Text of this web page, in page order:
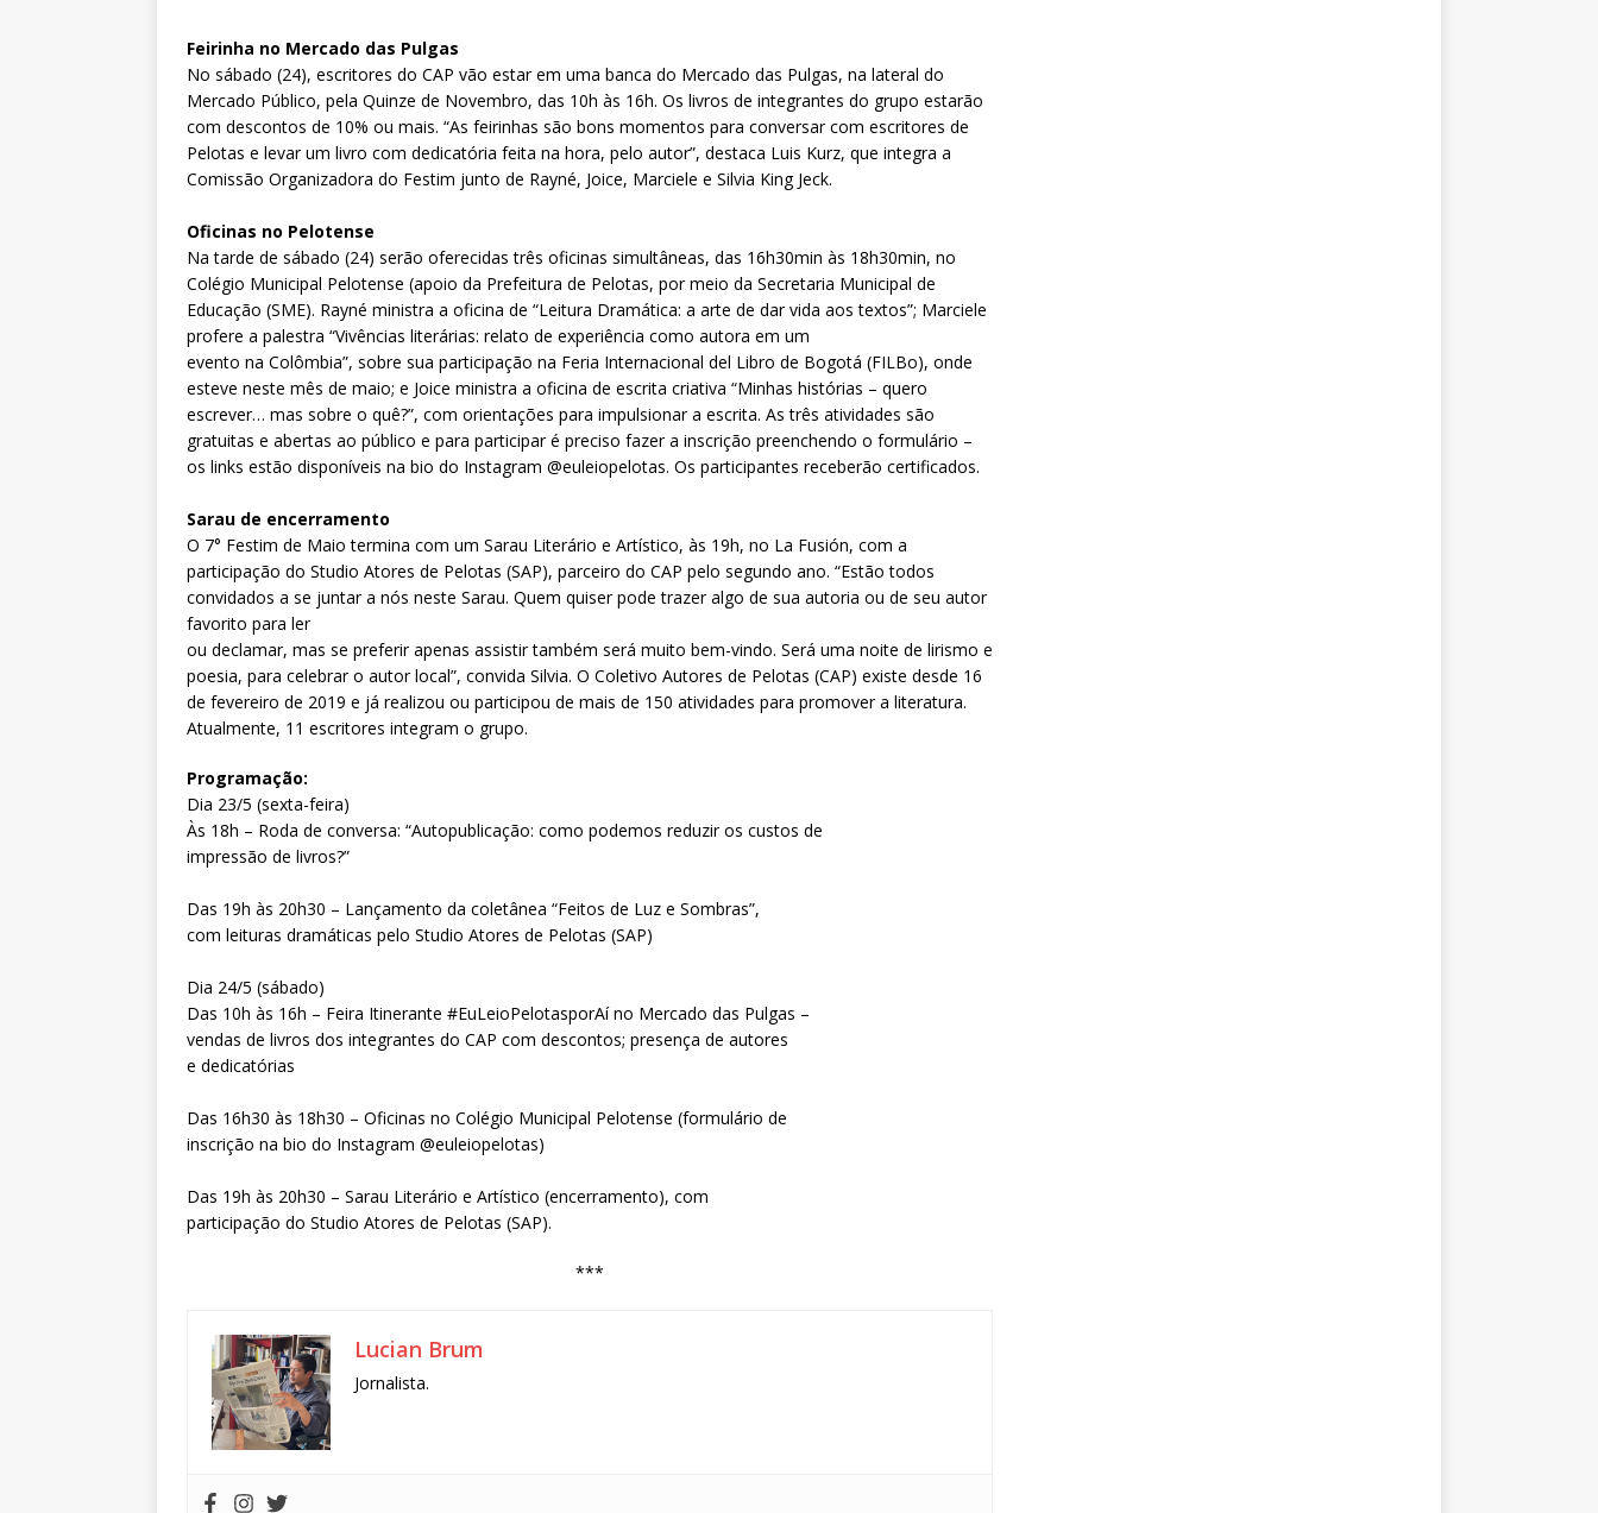
Feirinha no Mercado das Pulgas
No sábado (24), escritores do CAP vão estar em uma banca do Mercado das Pulgas, na lateral do
Mercado Público, pela Quinze de Novembro, das 10h às 16h. Os livros de integrantes do grupo estarão
com descontos de 10% ou mais. “As feirinhas são bons momentos para conversar com escritores de
Pelotas e levar um livro com dedicatória feita na hora, pelo autor”, destaca Luis Kurz, que integra a
Comissão Organizadora do Festim junto de Rayné, Joice, Marciele e Silvia King Jeck.
Oficinas no Pelotense
Na tarde de sábado (24) serão oferecidas três oficinas simultâneas, das 16h30min às 18h30min, no
Colégio Municipal Pelotense (apoio da Prefeitura de Pelotas, por meio da Secretaria Municipal de
Educação (SME). Rayné ministra a oficina de “Leitura Dramática: a arte de dar vida aos textos”; Marciele
profere a palestra “Vivências literárias: relato de experiência como autora em um
evento na Colômbia”, sobre sua participação na Feria Internacional del Libro de Bogotá (FILBo), onde
esteve neste mês de maio; e Joice ministra a oficina de escrita criativa “Minhas histórias – quero
escrever… mas sobre o quê?”, com orientações para impulsionar a escrita. As três atividades são
gratuitas e abertas ao público e para participar é preciso fazer a inscrição preenchendo o formulário –
os links estão disponíveis na bio do Instagram @euleiopelotas. Os participantes receberão certificados.
Sarau de encerramento
O 7° Festim de Maio termina com um Sarau Literário e Artístico, às 19h, no La Fusión, com a
participação do Studio Atores de Pelotas (SAP), parceiro do CAP pelo segundo ano. “Estão todos
convidados a se juntar a nós neste Sarau. Quem quiser pode trazer algo de sua autoria ou de seu autor
favorito para ler
ou declamar, mas se preferir apenas assistir também será muito bem-vindo. Será uma noite de lirismo e
poesia, para celebrar o autor local”, convida Silvia. O Coletivo Autores de Pelotas (CAP) existe desde 16
de fevereiro de 2019 e já realizou ou participou de mais de 150 atividades para promover a literatura.
Atualmente, 11 escritores integram o grupo.
Programação:
Dia 23/5 (sexta-feira)
Às 18h – Roda de conversa: “Autopublicação: como podemos reduzir os custos de
impressão de livros?”
Das 19h às 20h30 – Lançamento da coletânea “Feitos de Luz e Sombras”,
com leituras dramáticas pelo Studio Atores de Pelotas (SAP)
Dia 24/5 (sábado)
Das 10h às 16h – Feira Itinerante #EuLeioPelotasporAí no Mercado das Pulgas –
vendas de livros dos integrantes do CAP com descontos; presença de autores
e dedicatórias
Das 16h30 às 18h30 – Oficinas no Colégio Municipal Pelotense (formulário de
inscrição na bio do Instagram @euleiopelotas)
Das 19h às 20h30 – Sarau Literário e Artístico (encerramento), com
participação do Studio Atores de Pelotas (SAP).
***
Lucian Brum
Jornalista.